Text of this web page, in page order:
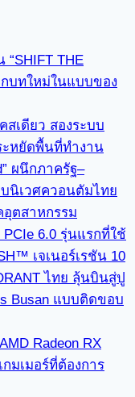
THE
บทใหม่ในแบบของ
สเดียว สองระบบ
ะหยัดพื้นที่ทำงาน
ผนึกภาครัฐ–
นิเวศควอนตัมไทย
อุตสาหกรรม
6.0 รุ่นแรกที่ใช้
เจเนอร์เรชัน 10
ไทย ลุ้นบินสู่ปู
Busan แบบติดขอบ
Radeon RX
กมเมอร์ที่ต้องการ